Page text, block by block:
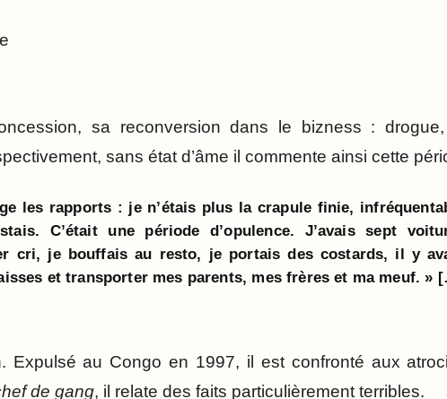
sa reconversion dans le bizness :
sans état d’âme il commente ainsi cette
les rapports : je n’étais plus la crapule finie,
C’était une période d’opulence. J’avais sept
cri, je bouffais au resto, je portais des costards, il y
et transporter mes parents, mes frères et ma meuf. »
Expulsé au Congo en 1997, il est confronté aux
de gang, il relate des faits particulièrement terribles.